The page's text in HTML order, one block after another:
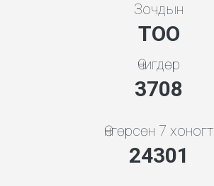
Зочдын
ТОО
Өчигдөр
4136
Өнгөрсөн 7 хоногт
27105